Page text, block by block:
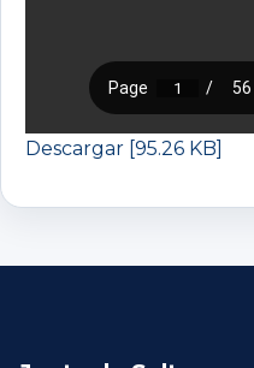
Descargar [95.26 KB]